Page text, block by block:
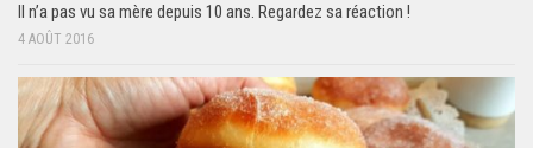
Il n’a pas vu sa mère depuis 10 ans. Regardez sa réaction !
4 AOÛT 2016